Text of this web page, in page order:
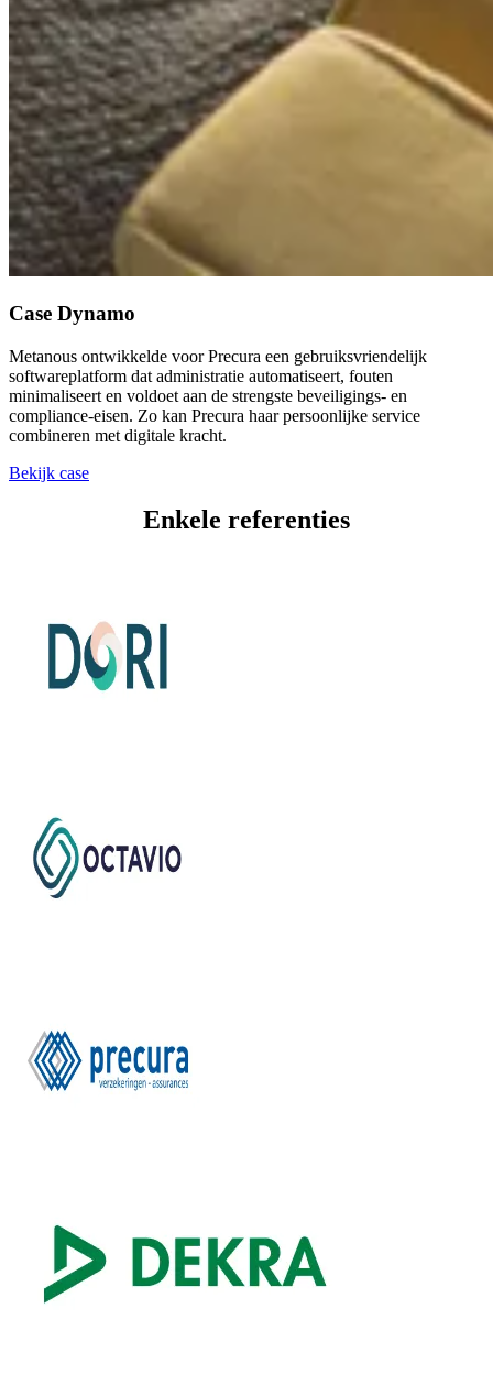
Case Dynamo
Metanous ontwikkelde voor Precura een gebruiksvriendelijk
softwareplatform dat administratie automatiseert, fouten
minimaliseert en voldoet aan de strengste beveiligings- en
compliance-eisen. Zo kan Precura haar persoonlijke service
combineren met digitale kracht.
Bekijk case
Enkele referenties